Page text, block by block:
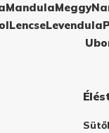
MandulaMeggy
LencseLevendula